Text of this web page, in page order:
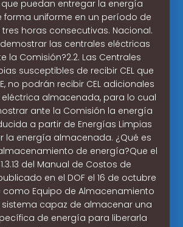
puedan entregar la energía
forma uniforme en un período de
horas consecutivas. Nacional.
las centrales eléctricas
la Comisión?2.2. Las Centrales
susceptibles de recibir CEL que
no podrán recibir CEL adicionales
almacenada, para lo cual
ante la Comisión la energía
a partir de Energías Limpias
la energía almacenada. ¿Qué es
de energía?Que el
del Manual de Costos de
en el DOF el 16 de octubre
como Equipo de Almacenamiento
sistema capaz de almacenar una
de energía para liberarla